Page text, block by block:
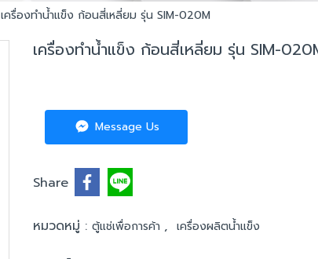
เครื่องทำน้ำแข็ง ก้อนสี่เหลี่ยม รุ่น SIM-020M
เครื่องทำน้ำแข็ง ก้อนสี่เหลี่ยม รุ่น SIM-
Message Us
Share
หมวดหมู่ : ตู้แช่เพื่อการค้า , เครื่องผลิตน้ำแข็ง